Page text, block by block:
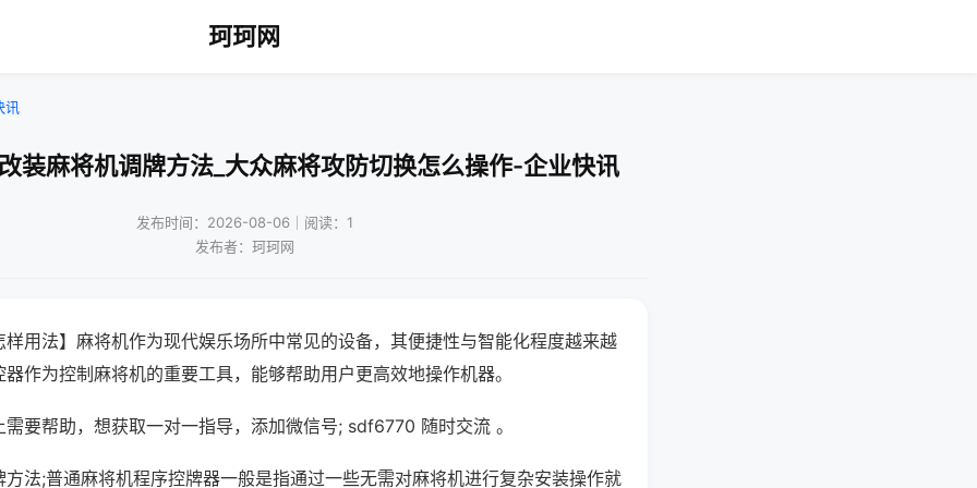
珂珂网
讯
装麻将机调牌方法_大众麻将攻防切换怎么操作-企业快讯
发布时间：2026-08-06｜阅读：1
发布者：珂珂网
用法】麻将机作为现代娱乐场所中常见的设备，其便捷性与智能化程度越来越
作为控制麻将机的重要工具，能够帮助用户更高效地操作机器。
要帮助，想获取一对一指导，添加微信号; sdf6770 随时交流 。
法;普通麻将机程序控牌器一般是指通过一些无需对麻将机进行复杂安装操作就